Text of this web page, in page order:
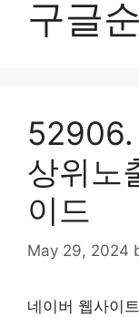
구글
52906.
상위노
이드
May 29, 2024
네이버 웹사이